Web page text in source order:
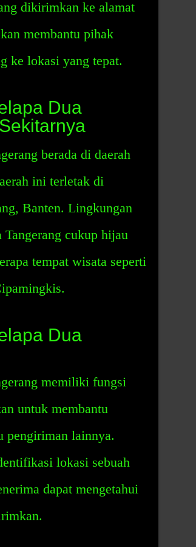
dikirimkan ke alamat
membantu pihak
ke lokasi yang tepat.
Dua
berada di daerah
ini terletak di
Banten. Lingkungan
cukup hijau
tempat wisata seperti
Dua
memiliki fungsi
untuk membantu
pengiriman lainnya.
lokasi sebuah
dapat mengetahui